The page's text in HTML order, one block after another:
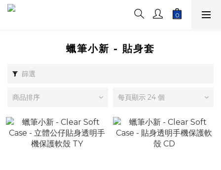
蠟筆小新 - 貼身套
篩選
商品排序 每頁顯示 24 個